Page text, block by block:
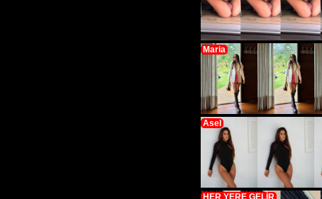
Maria
Asel
HER YERE GELİR